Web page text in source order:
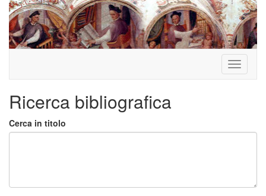
Toggle
Ricerca bibliografica
Cerca in titolo